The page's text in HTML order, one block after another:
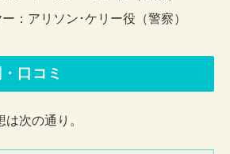
：アリソン･ケリー役（警察）
口コミ
次の通り。